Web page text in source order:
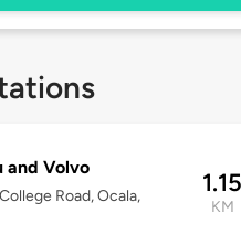
and Volvo
Road, Ocala,
1.15
KM